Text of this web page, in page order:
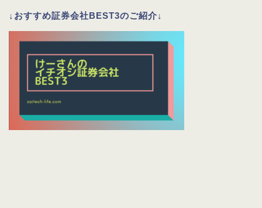
↓おすすめ証券会社BEST3のご紹介↓